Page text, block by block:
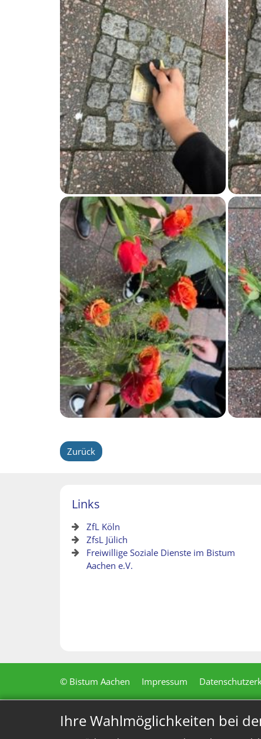
Ihre Wahlmöglichkeiten bei
Zurück
Links
ZfL Köln
ZfsL Jülich
Freiwillige Soziale Dienste im Bistum
Aachen e.V.
© Bistum Aachen Impressum